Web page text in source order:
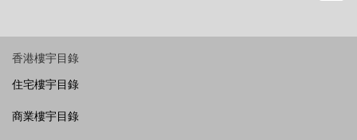
香港樓宇目錄
住宅樓宇目錄
商業樓宇目錄